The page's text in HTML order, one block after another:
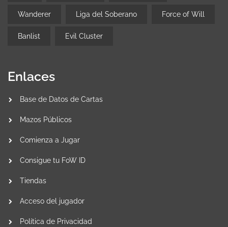
Wanderer Liga del Soberano Force of Will
Banlist Evil Cluster
Enlaces
Base de Datos de Cartas
Mazos Públicos
Comienza a Jugar
Consigue tu FoW ID
Tiendas
Acceso del jugador
Política de Privacidad